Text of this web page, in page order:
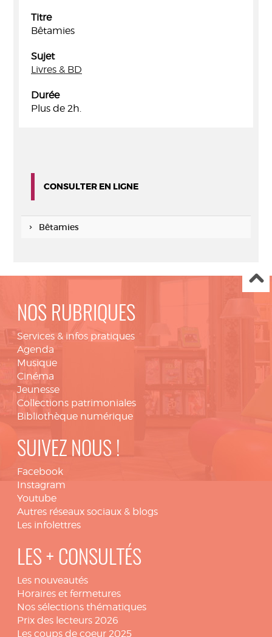
Titre
Bêtamies
Sujet
Livres & BD
Durée
Plus de 2h.
CONSULTER EN LIGNE
Bêtamies
NOS RUBRIQUES
Services & infos pratiques
Agenda
Musique
Cinéma
Jeunesse
Collections patrimoniales
Bibliothèque numérique
SUIVEZ NOUS !
Facebook
Instagram
Youtube
Autres réseaux sociaux & blogs
Les infolettres
LES + CONSULTÉS
Les nouveautés
Horaires et fermetures
Nos sélections thématiques
Prix des lecteurs 2026
Les coups de coeur 2025